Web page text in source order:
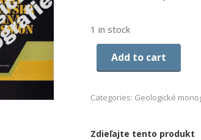
1 in stock
Add to cart
Categories: Geologické
Zdieľajte tento produkt